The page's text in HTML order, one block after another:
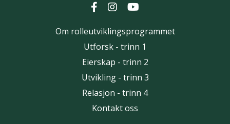
Om rolleutviklingsprogrammet
Utforsk - trinn 1
Eierskap - trinn 2
Utvikling - trinn 3
Relasjon - trinn 4
Kontakt oss